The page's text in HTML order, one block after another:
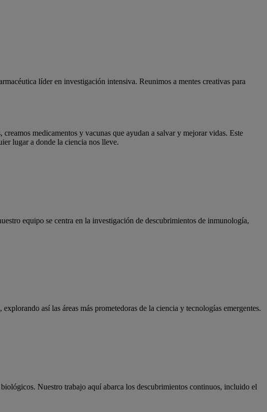
líder en investigación intensiva. Reunimos a mentes creativas para
medicamentos y vacunas que ayudan a salvar y mejorar vidas. Este
lugar a donde la ciencia nos lleve.
equipo se centra en la investigación de descubrimientos de inmunología,
así las áreas más prometedoras de la ciencia y tecnologías emergentes.
Nuestro trabajo aquí abarca los descubrimientos continuos, incluido el